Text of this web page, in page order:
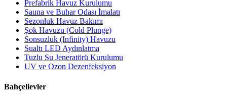
Prefabrik Havuz Kurulumu
Sauna ve Buhar Odası İmalatı
Sezonluk Havuz Bakımı
Şok Havuzu (Cold Plunge)
Sonsuzluk (Infinity) Havuzu
Sualtı LED Aydınlatma
Tuzlu Su Jeneratörü Kurulumu
UV ve Ozon Dezenfeksiyon
Bahçelievler